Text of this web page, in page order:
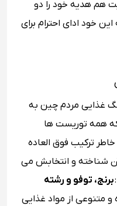
هم هدیه خود را دو
خود ادای احترام برای
غذایی مردم چین به
همه توریست ها
ترکیب فوق‌ العاده
شناخته و انتخابش می
برنج، توفو و رشته
متنوعی از مواد غذایی